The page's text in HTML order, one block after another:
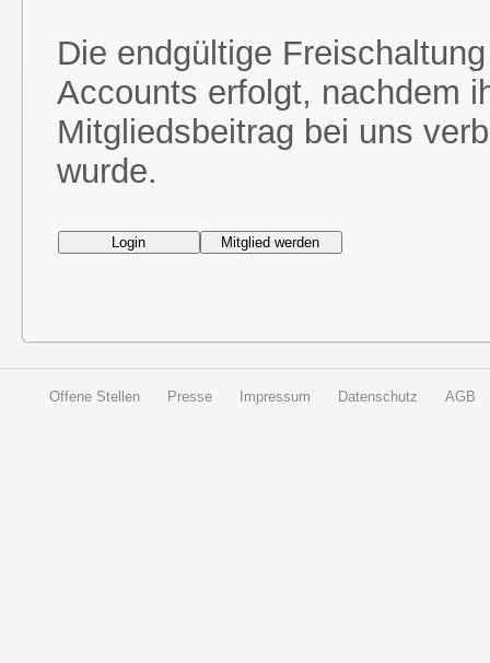
Die endgültige
Accounts erfolgt, nachdem
Mitgliedsbeitrag bei uns
wurde.
Offene Stellen Presse Impressum Datenschutz AGB